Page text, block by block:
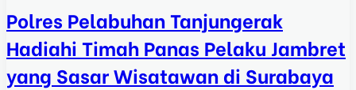
Polres Pelabuhan Tanjungerak
Hadiahi Timah Panas Pelaku Jambret
yang Sasar Wisatawan di Surabaya